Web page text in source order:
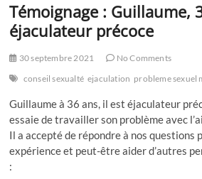
Témoignage : Guillaume,
éjaculateur précoce
30 septembre 2021
No Comments
conseil sexualté ejaculation probleme sexuel
Guillaume à 36 ans, il est éjaculateur
essaie de travailler son problème avec
Il a accepté de répondre à nos questions
expérience et peut-être aider d’autres
: